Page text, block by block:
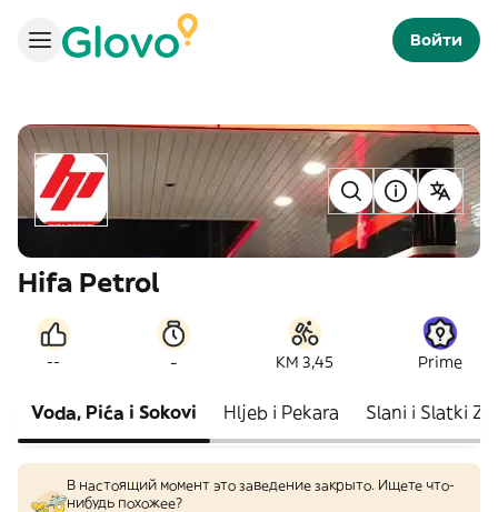
Войти
Hifa Petrol
-- - KM 3,45 Prime
Voda, Pića i Sokovi Hljeb i Pekara Slani i Slatki
В настоящий момент это заведение закрыто. Ищете что-
нибудь похожее?